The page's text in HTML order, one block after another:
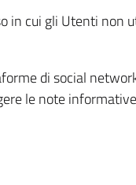
in cui gli Utenti non
di social
le note